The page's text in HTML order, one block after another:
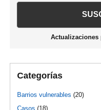
principal
Categorías
Barrios vulnerables (20)
Casos (18)